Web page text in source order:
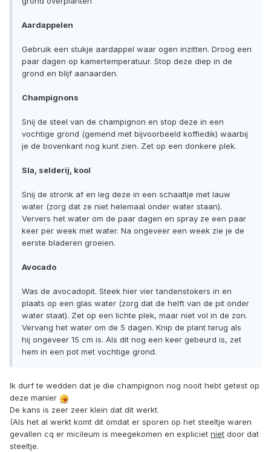
Aardappelen
Gebruik een stukje aardappel waar ogen inzitten. Droog een
paar dagen op kamertemperatuur. Stop deze diep in de
grond en blijf aanaarden.
Champignons
Snij de steel van de champignon en stop deze in een
vochtige grond (gemend met bijvoorbeeld koffiedik) waarbij
je de bovenkant nog kunt zien. Zet op een donkere plek.
Sla, selderij, kool
Snij de stronk af en leg deze in een schaaltje met lauw
water (zorg dat ze niet helemaal onder water staan).
Ververs het water om de paar dagen en spray ze een paar
keer per week met water. Na ongeveer een week zie je de
eerste bladeren groeien.
Avocado
Was de avocadopit. Steek hier vier tandenstokers in en
plaats op een glas water (zorg dat de helft van de pit onder
water staat). Zet op een lichte plek, maar niet vol in de zon.
Vervang het water om de 5 dagen. Knip de plant terug als
hij ongeveer 15 cm is. Als dit nog een keer gebeurd is, zet
hem in een pot met vochtige grond.
Ik durf te wedden dat je die champignon nog nooit hebt getest op
deze manier
De kans is zeer zeer klein dat dit werkt.
(Als het al werkt komt dit omdat er sporen op het steeltje waren
gevallen cq er micileum is meegekomen en expliciet niet door dat
steeltje.